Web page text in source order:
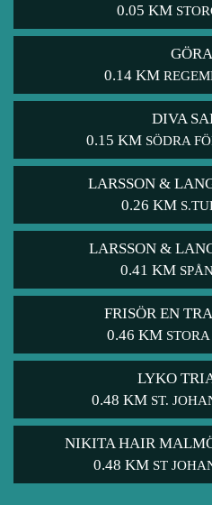
0.05 KM
0.14 KM
DIVA
0.15 KM SÖDRA
LARSSON &
0.26 KM
LARSSON &
0.41 KM
FRISÖR EN
0.46 KM
LYKO
0.48 KM ST.
NIKITA HAIR
0.48 KM ST